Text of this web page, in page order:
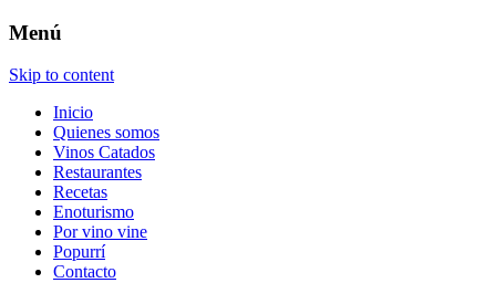
Menú
Skip to content
Inicio
Quienes somos
Vinos Catados
Restaurantes
Recetas
Enoturismo
Por vino vine
Popurrí
Contacto